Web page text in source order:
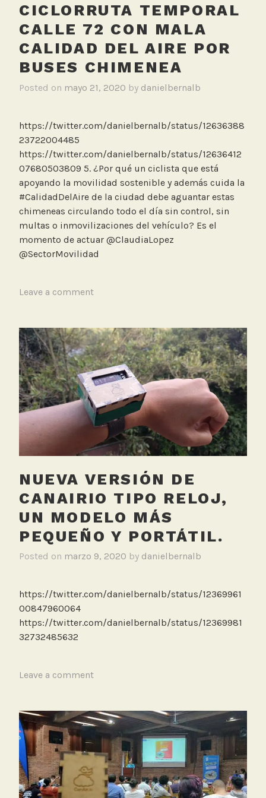
u
s
e
s
c
h
i
n
e
a
CICLORRUTA TEMPORAL
CALLE 72 CON MALA
CALIDAD DEL AIRE POR
BUSES CHIMENEA
Posted on mayo 21, 2020 by danielbernalb
https://twitter.com/danielbernalb/status/12636388
23722004485
https://twitter.com/danielbernalb/status/12636412
07680503809 5. ¿Por qué un ciclista que está
apoyando la movilidad sostenible y además cuida la
#CalidadDelAire de la ciudad debe aguantar estas
chimeneas circulando todo el día sin control, sin
multas o inmovilizaciones del vehículo? Es el
momento de actuar @ClaudiaLopez
@SectorMovilidad
T
g
e
d
B
i
c
i
c
t
a
,
T
r
n
p
o
r
t
o
a
m
n
a
n
Leave a comment
NUEVA VERSIÓN DE
CANAIRIO TIPO RELOJ,
UN MODELO MÁS
PEQUEÑO Y PORTÁTIL.
Posted on marzo 9, 2020 by danielbernalb
https://twitter.com/danielbernalb/status/12369961
00847960064
https://twitter.com/danielbernalb/status/12369981
32732485632
T
g
e
d
B
i
c
Leave a comment